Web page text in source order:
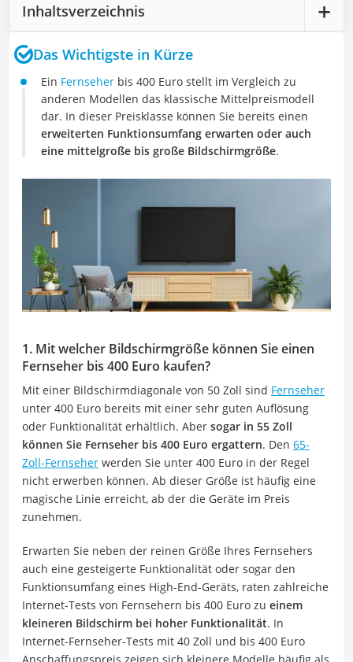
Inhaltsverzeichnis
Das Wichtigste in Kürze
Ein Fernseher bis 400 Euro stellt im Vergleich zu
anderen Modellen das klassische Mittelpreismodell
dar. In dieser Preisklasse können Sie bereits einen
erweiterten Funktionsumfang erwarten oder auch
eine mittelgroße bis große Bildschirmgröße.
1. Mit welcher Bildschirmgröße können Sie einen
Fernseher bis 400 Euro kaufen?
Mit einer Bildschirmdiagonale von 50 Zoll sind Fernseher
unter 400 Euro bereits mit einer sehr guten Auflösung
oder Funktionalität erhältlich. Aber sogar in 55 Zoll
können Sie Fernseher bis 400 Euro ergattern. Den 65-
Zoll-Fernseher werden Sie unter 400 Euro in der Regel
nicht erwerben können. Ab dieser Größe ist häufig eine
magische Linie erreicht, ab der die Geräte im Preis
zunehmen.
Erwarten Sie neben der reinen Größe Ihres Fernsehers
auch eine gesteigerte Funktionalität oder sogar den
Funktionsumfang eines High-End-Geräts, raten zahlreiche
Internet-Tests von Fernsehern bis 400 Euro zu einem
kleineren Bildschirm bei hoher Funktionalität. In
Internet-Fernseher-Tests mit 40 Zoll und bis 400 Euro
Anschaffungspreis zeigen sich kleinere Modelle häufig als